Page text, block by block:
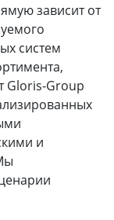
зависит от
систем
Gloris-Group
и